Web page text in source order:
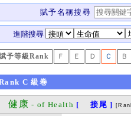
賦予名稱搜尋
進階搜尋
予等級Rank Ｆ Ｅ Ｄ Ｃ Ｂ
C 級卷
健康 - of Health [ 接尾 ]